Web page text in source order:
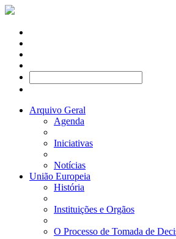
Arquivo Geral
Agenda
Iniciativas
Notícias
União Europeia
História
Instituições e Orgãos
O Processo de Tomada de